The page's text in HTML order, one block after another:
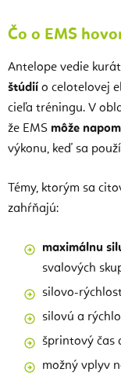
Čo o EMS
Antelope vedie
štúdií o celotelovej
cieľa tréningu. V
že EMS môže
výkonu, keď sa
Témy, ktorým sa
zahŕňajú:
maximálnu
svalových
silovo-
silovú a
šprintový čas
možný vplyv